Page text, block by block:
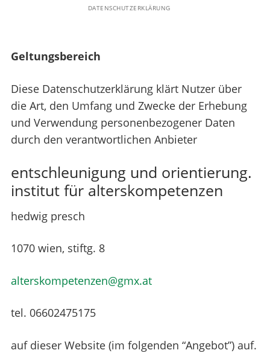
DATENSCHUTZERKLÄRUNG
Geltungsbereich
Diese Datenschutzerklärung klärt Nutzer über
die Art, den Umfang und Zwecke der Erhebung
und Verwendung personenbezogener Daten
durch den verantwortlichen Anbieter
entschleunigung und orientierung.
institut für alterskompetenzen
hedwig presch
1070 wien, stiftg. 8
alterskompetenzen@gmx.at
tel. 06602475175
auf dieser Website (im folgenden “Angebot”) auf.